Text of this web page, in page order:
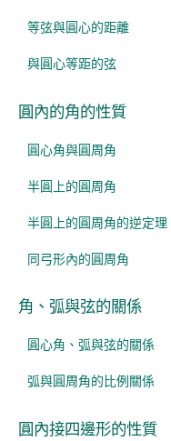
等弦與圓心的距離
與圓心等距的弦
圓內的角的性質
圓心角與圓周角
半圓上的圓周角
半圓上的圓周角的逆定理
同弓形內的圓周角
角、弧與弦的關係
圓心角、弧與弦的關係
弧與圓周角的比例關係
圓內接四邊形的性質